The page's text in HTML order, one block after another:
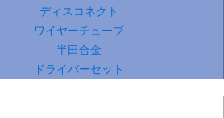
ディスコネクト
ワイヤーチューブ
半田合金
ドライバーセット